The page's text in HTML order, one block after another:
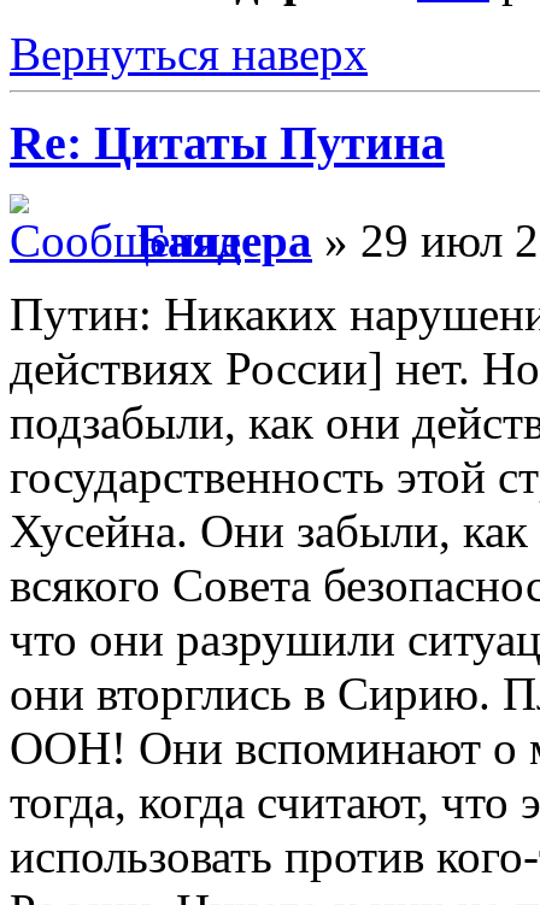
Вернуться наверх
Re: Цитаты Путина
Баядера » 29 июл
Путин: Никаких
действиях России] нет.
подзабыли, как они
государственность этой
Хусейна. Они забыли,
всякого Совета
что они разрушили
они вторглись в Сирию.
ООН! Они вспоминают о
тогда, когда считают,
использовать против